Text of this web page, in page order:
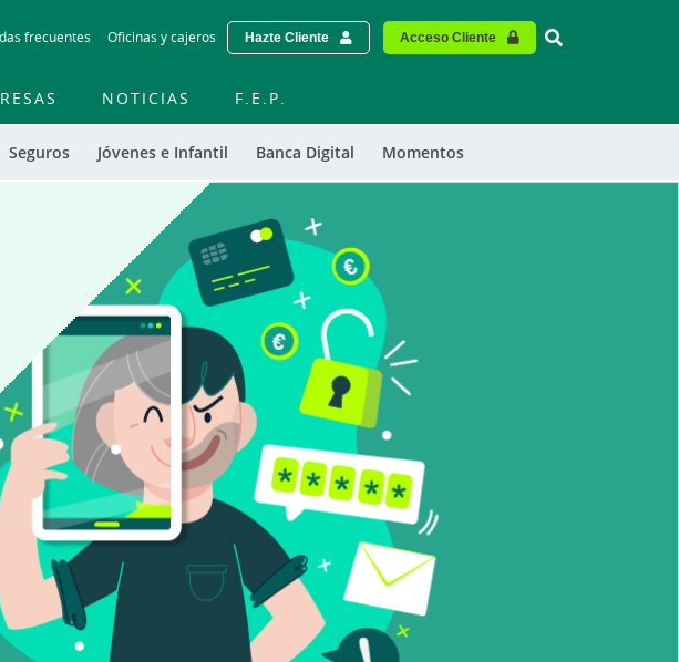
frecuentes Oficinas y cajeros Hazte Cliente Acceso Cliente Vinculo -
Seguros Jóvenes e Infantil Banca Digital Momentos
NOTICIAS F.E.P.